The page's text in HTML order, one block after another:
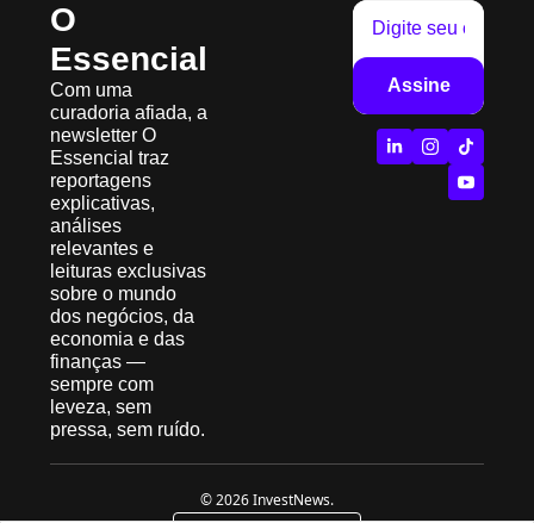
O
Essencial
Com uma
curadoria afiada, a
newsletter O
Essencial traz
reportagens
explicativas,
análises
relevantes e
leituras exclusivas
sobre o mundo
dos negócios, da
economia e das
finanças —
sempre com
leveza, sem
pressa, sem ruído.
Assine
© 2026 InvestNews.